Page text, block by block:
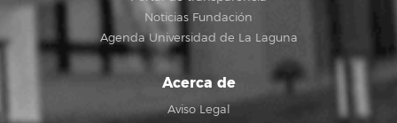
Noticias Fundación
Agenda Universidad de La Laguna
Acerca de
Aviso Legal